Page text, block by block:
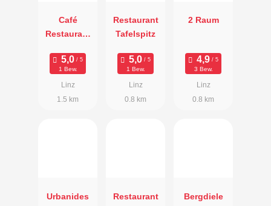
Café
Restaurant
1 Bew.
Linz
1.5 km
Restaurant
Tafelspitz
1 Bew.
Linz
0.8 km
2 Raum
3 Bew.
Linz
0.8 km
Urbanides
Restaurant
Bergdiele